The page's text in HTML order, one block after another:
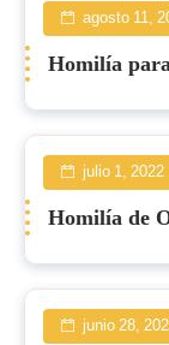
agosto 11,
Homilía
julio 1, 2022
Homilía de
junio 28,